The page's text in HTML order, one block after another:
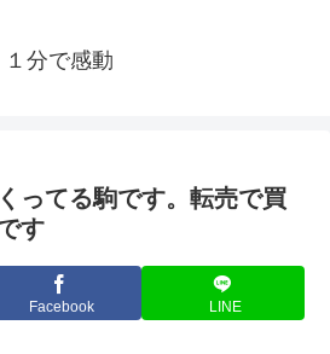
１分で感動
ってる駒です。転売で買
す
Facebook LINE